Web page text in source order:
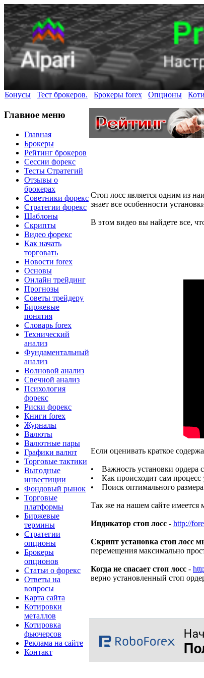
Бонусы Тест брокеров. Брокеры forex Опционы
Главное меню
Главная
Брокеры
Рейтинг брокеров
Сессии форекс
Тесты Стратегий
Отзывы о
брокерах
Советники форекс
Стратегии форекс
Шаблоны
Скрипты
Видео форекс
Как начать
торговать
Новости forex
Основы
Онлайн трейдинг
Прогнозы
Советы трейдеру
Биржевые
понятия
Словарь forex
Технический
анализ
Фундаментальный
анализ
Волновой анализ
Свечной анализ
Психология
форекс
Риски форекс
Книги forex
Журналы
Валюты
Валютные пары
Графики валют
Торговые тактики
Выгодные
инвестиции
Фондовый рынок
Торговые
платформы
Биржевые
термины
Стратегии
опционы
Брокеры
опционов
Статьи о форекс
Ответы на
вопросы
Карта сайта
Котировки
металлов
Котировка
фьючерсов
Реклама на сайте
Контакт
Стоп лосс является одним из
знает все особенности
В этом видео вы найдете все,
Если оценивать краткое
• Важность установки ордера
• Как происходит сам процесс
• Поиск оптимального размера
Так же на нашем сайте имеется
Индикатор стоп лосс - http://
Скрипт установка стоп лосс
перемещения максимально
Когда не спасает стоп лосс -
верно установленный стоп